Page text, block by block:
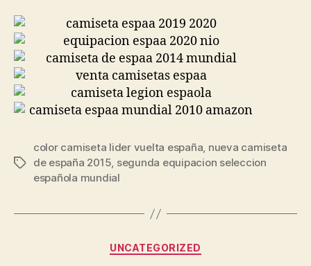
Etiquetas
color camiseta lider vuelta españa, nueva camiseta
de españa 2015, segunda equipacion seleccion
española mundial
Categorías
UNCATEGORIZED